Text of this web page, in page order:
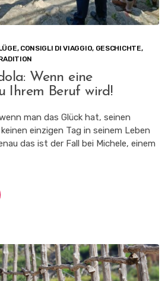
, CONSIGLI DI VIAGGIO, GESCHICHTE,
Wenn eine
Ihrem Beruf wird!
man das Glück hat, seinen
einzigen Tag in seinem Leben
das ist der Fall bei Michele, einem